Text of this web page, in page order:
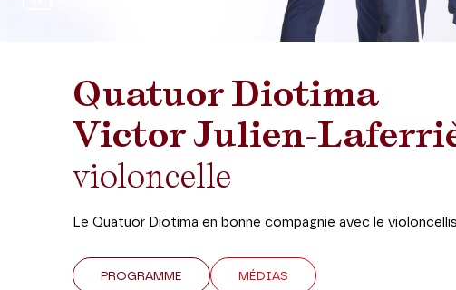
Quatuor Diotima
Victor Julien-
violoncelle
Le Quatuor Diotima en bonne compagnie avec le
PROGRAMME MÉDIAS